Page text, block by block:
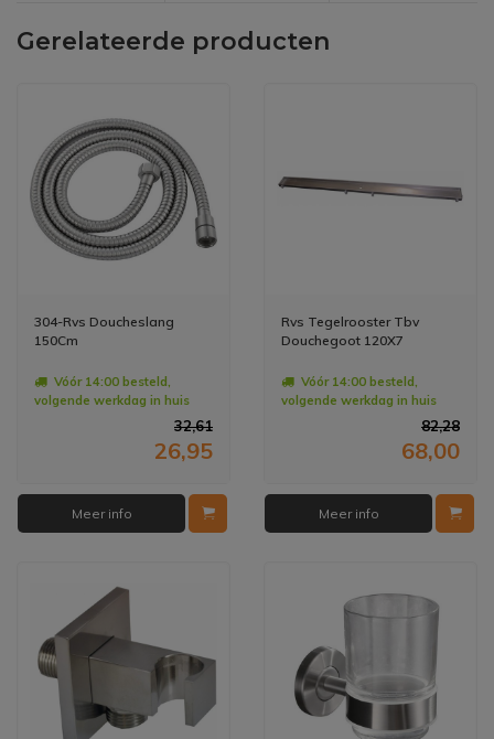
Gerelateerde producten
304-Rvs Doucheslang
150Cm
Vóór 14:00 besteld,
volgende werkdag in huis
32,61
26,95
Meer info
Rvs Tegelrooster Tbv
Douchegoot 120X7
Vóór 14:00 besteld,
volgende werkdag in huis
82,28
68,00
Meer info